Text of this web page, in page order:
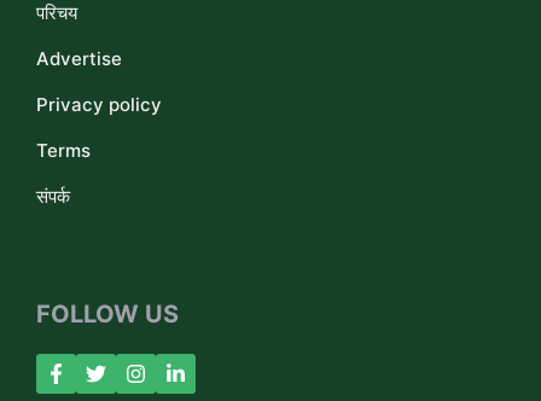
परिचय
Advertise
Privacy policy
Terms
संपर्क
FOLLOW US